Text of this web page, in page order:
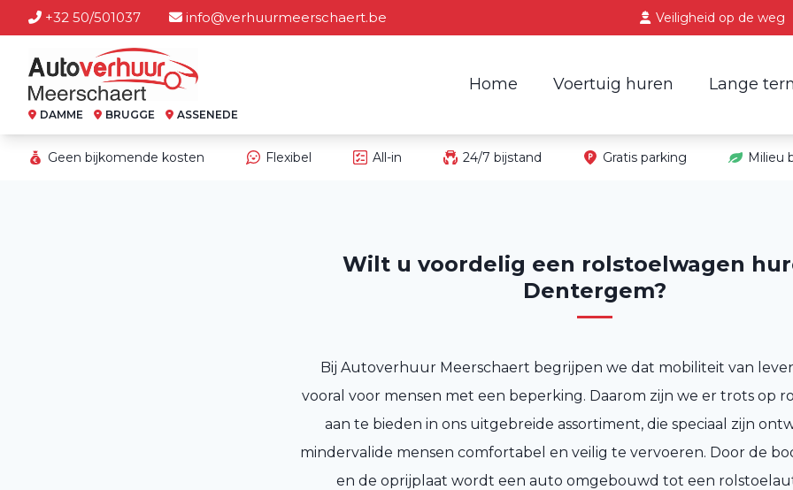
+32 50/501037 info@verhuurmeerschaert.be Veiligheid op de weg
DAMME BRUGGE ASSENEDE
Home Voertuig huren Lange
Geen bijkomende kosten Flexibel All-in 24/7 bijstand Gratis parking Milieu
Wilt u voordelig een rolstoelwagen
Dentergem?
Bij Autoverhuur Meerschaert begrijpen we dat mobiliteit van
vooral voor mensen met een beperking. Daarom zijn we er trots op
aan te bieden in ons uitgebreide assortiment, die speciaal zijn
mindervalide mensen comfortabel en veilig te vervoeren. Door de
en de oprijplaat wordt een auto omgebouwd tot een